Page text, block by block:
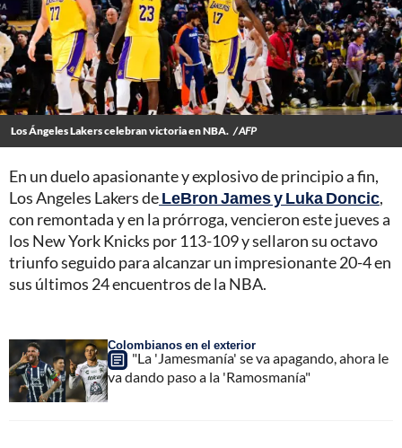
Los Ángeles Lakers celebran victoria en NBA. / AFP
En un duelo apasionante y explosivo de principio a fin,
Los Angeles Lakers deLeBron James y Luka Doncic,
con remontada y en la prórroga, vencieron este jueves a
los New York Knicks por 113-109 y sellaron su octavo
triunfo seguido para alcanzar un impresionante 20-4 en
sus últimos 24 encuentros de la NBA.
Colombianos en el exterior
"La 'Jamesmanía' se va apagando, ahora le
va dando paso a la 'Ramosmanía"